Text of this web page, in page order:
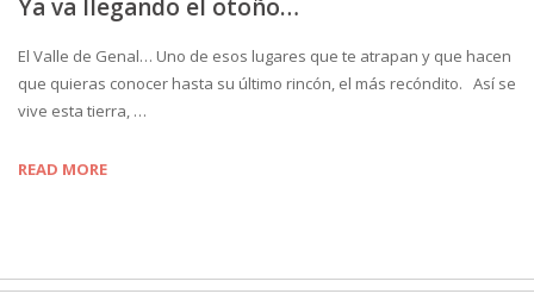
Ya va llegando el otoño…
El Valle de Genal… Uno de esos lugares que te atrapan y que hacen
que quieras conocer hasta su último rincón, el más recóndito. Así se
vive esta tierra, …
READ MORE